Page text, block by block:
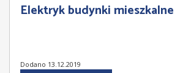
Elektryk budynki mieszkalne
Dodano 13.12.2019